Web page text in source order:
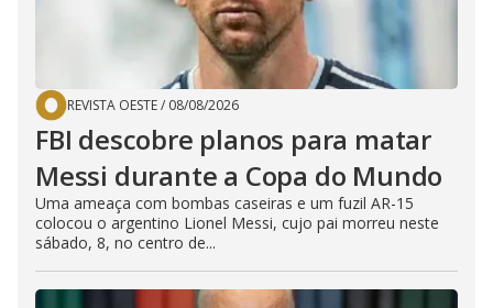
REVISTA OESTE/ 08/08/2026
FBI descobre planos para matar
Messi durante a Copa do Mundo
Uma ameaça com bombas caseiras e um fuzil AR-15
colocou o argentino Lionel Messi, cujo pai morreu neste
sábado, 8, no centro de...